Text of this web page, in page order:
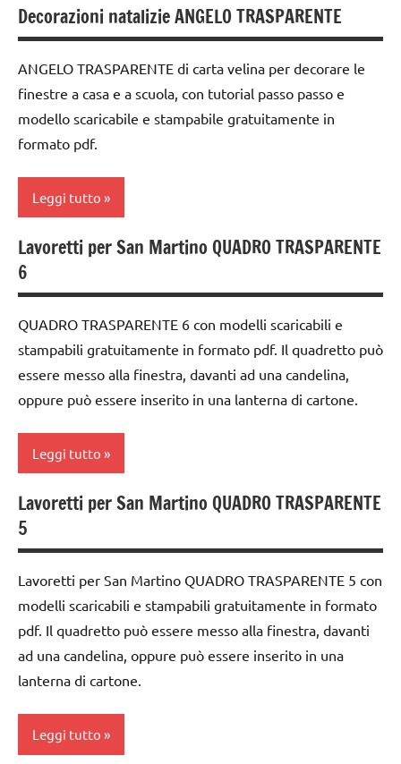
ARTICOLI
WALDORF
Natale
papercutting
TUTORIAL
TUTTI GLI
PER ETA'
ARTICOLI
carta
cartamodelli
anni
FESTE
DELL'ANNO
DIDATTICA
WALDORF
Inverno
Natale
PEDAGOGIE
TUTORIAL
TUTTI GLI
ARGOMENTI
PER ETA'
TUTTI GLI
ARTICOLI
arte
Waldorf
carta
cartamodelli
dai
decorazioni
natalizie
DELL'ANNO
WALDORF
papercutting
TUTORIAL
PER ETA'
ARTICOLI
Decorazioni natalizie ANGELO TRASPARENTE
ANGELO TRASPARENTE di carta velina per decorare le
finestre a casa e a scuola, con tutorial passo passo e
modello scaricabile e stampabile gratuitamente in
formato pdf.
Leggi tutto
arte
cartamodelli
dai
6
decorazioni
natalizie
DOWNLOAD
WALDORF
Natale
TUTORIAL
Lavoretti per San Martino QUADRO TRASPARENTE
6
QUADRO TRASPARENTE 6 con modelli scaricabili e
stampabili gratuitamente in formato pdf. Il quadretto può
essere messo alla finestra, davanti ad una candelina,
oppure può essere inserito in una lanterna di cartone.
Leggi tutto
ARTE
Waldorf
carta
cartamodelli
3a
Lavoretti per San Martino QUADRO TRASPARENTE
5
Lavoretti per San Martino QUADRO TRASPARENTE 5 con
modelli scaricabili e stampabili gratuitamente in formato
pdf. Il quadretto può essere messo alla finestra, davanti
ad una candelina, oppure può essere inserito in una
lanterna di cartone.
Leggi tutto